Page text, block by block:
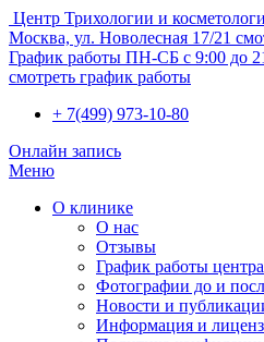
Центр Трихологии и
Москва, ул. Новолесная 17/21
График работы ПН-СБ с 9:00 до
смотреть график работы
+ 7(499) 973-10-80
Онлайн запись
Меню
О клинике
О нас
Отзывы
График работы центра
Фотографии до и
Новости и
Информация и